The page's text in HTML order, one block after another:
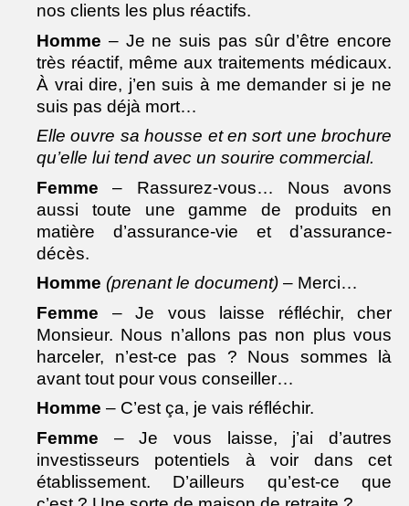
nos clients les plus réactifs.
Homme – Je ne suis pas sûr d’être encore
très réactif, même aux traitements médicaux.
À vrai dire, j’en suis à me demander si je ne
suis pas déjà mort…
Elle ouvre sa housse et en sort une brochure
qu’elle lui tend avec un sourire commercial.
Femme – Rassurez-vous… Nous avons
aussi toute une gamme de produits en
matière d’assurance-vie et d’assurance-
décès.
Homme (prenant le document) – Merci…
Femme – Je vous laisse réfléchir, cher
Monsieur. Nous n’allons pas non plus vous
harceler, n’est-ce pas ? Nous sommes là
avant tout pour vous conseiller…
Homme – C’est ça, je vais réfléchir.
Femme – Je vous laisse, j’ai d’autres
investisseurs potentiels à voir dans cet
établissement. D’ailleurs qu’est-ce que